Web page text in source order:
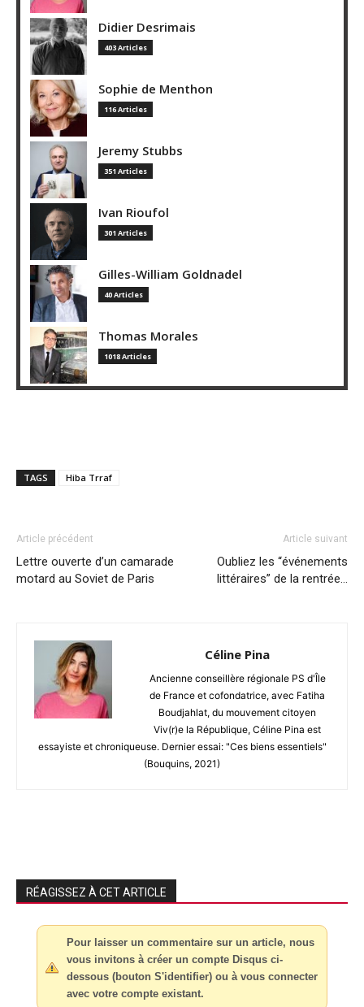
Didier Desrimais
403 Articles
Sophie de Menthon
116 Articles
Jeremy Stubbs
351 Articles
Ivan Rioufol
301 Articles
Gilles-William Goldnadel
40 Articles
Thomas Morales
1018 Articles
TAGS Hiba Trraf
Article précédent
Lettre ouverte d’un camarade
motard au Soviet de Paris
Article suivant
Oubliez les “événements
littéraires” de la rentrée…
Céline Pina
Ancienne conseillère régionale PS d'Île
de France et cofondatrice, avec Fatiha
Boudjahlat, du mouvement citoyen
Viv(r)e la République, Céline Pina est
essayiste et chroniqueuse. Dernier essai: "Ces biens essentiels"
(Bouquins, 2021)
RÉAGISSEZ À CET ARTICLE
Pour laisser un commentaire sur un article, nous
vous invitons à créer un compte Disqus ci-
dessous (bouton S'identifier) ou à vous connecter
avec votre compte existant.